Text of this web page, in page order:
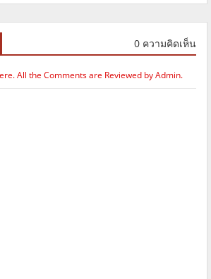
0 ความคิดเห็น
All the Comments are Reviewed by Admin.